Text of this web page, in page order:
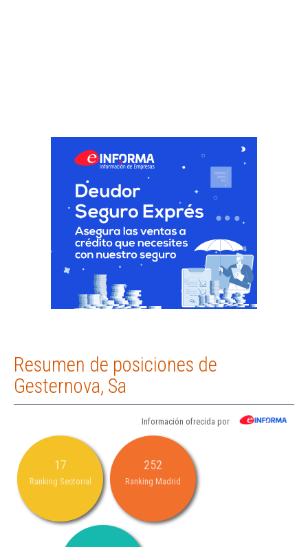
Resumen de posiciones de
Gesternova, Sa
Información ofrecida por
17
Ranking Sectorial
252
Ranking Madrid